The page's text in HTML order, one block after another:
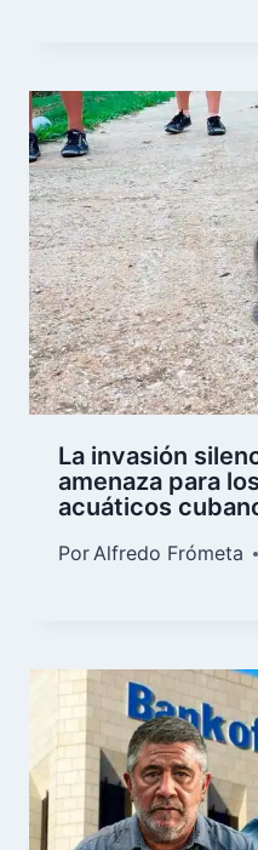
La invasión
amenaza para
acuáticos
PorAlfredo Frómeta